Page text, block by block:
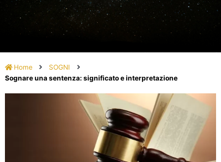
Home
SOGNI
Sognare una sentenza: significato e interpretazione